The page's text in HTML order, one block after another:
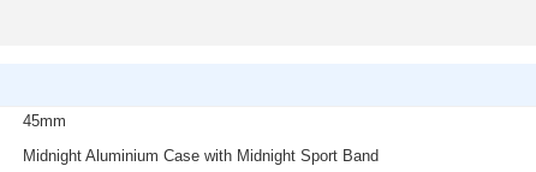
45mm
Midnight Aluminium Case with Midnight Sport Band